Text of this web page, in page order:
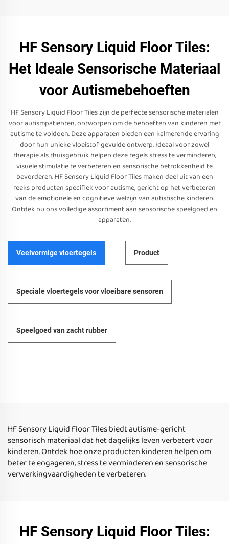
HF Sensory Liquid Floor Tiles:
Het Ideale Sensorische Materiaal
voor Autismebehoeften
HF Sensory Liquid Floor Tiles zijn de perfecte sensorische materialen
voor autismpatiënten, ontworpen om de behoeften van kinderen met
autisme te voldoen. Deze apparaten bieden een kalmerende ervaring
door hun unieke vloeistof gevulde ontwerp. Ideaal voor zowel
therapie als thuisgebruik helpen deze tegels stress te verminderen,
visuele stimulatie te verbeteren en sensorische betrokkenheid te
bevorderen. HF Sensory Liquid Floor Tiles maken deel uit van een
reeks producten specifiek voor autisme, gericht op het verbeteren
van de emotionele en cognitieve welzijn van autistische kinderen.
Ontdek nu ons volledige assortiment aan sensorische speelgoed en
apparaten.
Veelvormige vloertegels Product
Speciale vloertegels voor vloeibare sensoren
Speelgoed van zacht rubber
HF Sensory Liquid Floor Tiles biedt autisme-gericht
sensorisch materiaal dat het dagelijks leven verbetert voor
kinderen. Ontdek hoe onze producten kinderen helpen om
beter te engageren, stress te verminderen en sensorische
verwerkingvaardigheden te verbeteren.
HF Sensory Liquid Floor Tiles: